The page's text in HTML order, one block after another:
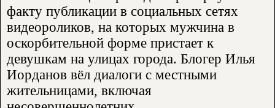
факту публикации в социальных сетях
видеороликов, на которых мужчина в
оскорбительной форме пристает к
девушкам на улицах города. Блогер Илья
Иорданов вёл диалоги с местными
жительницами, включая